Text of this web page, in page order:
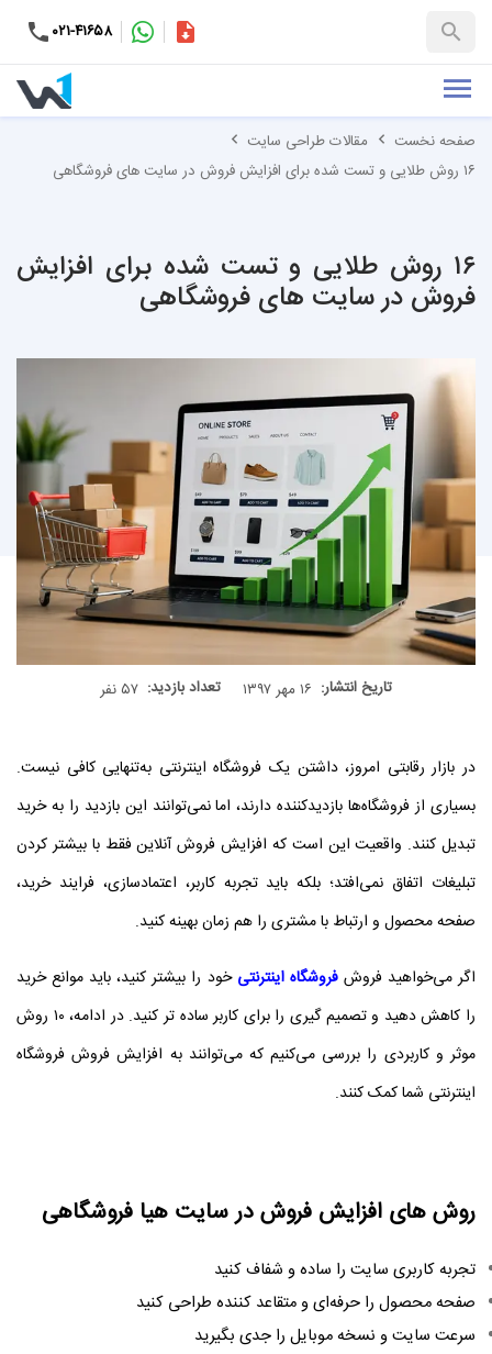
۰۲۱-۴۱۶۵۸
+۹۸-کاتالوگ
صفحه نخست
مقالات طراحی سایت
۱۶ روش طلایی و تست شده برای افزایش فروش در سایت های فروشگاهی
۱۶ روش طلایی و تست شده برای افزایش
فروش در سایت های فروشگاهی
تاریخ انتشار: ۱۶ مهر ۱۳۹۷ تعداد بازدید: ۵۷ نفر
در بازار رقابتی امروز، داشتن یک فروشگاه اینترنتی به‌تنهایی کافی نیست.
بسیاری از فروشگاه‌ها بازدیدکننده دارند، اما نمی‌توانند این بازدید را به خرید
تبدیل کنند. واقعیت این است که افزایش فروش آنلاین فقط با بیشتر کردن
تبلیغات اتفاق نمی‌افتد؛ بلکه باید تجربه کاربر، اعتمادسازی، فرایند خرید،
صفحه محصول و ارتباط با مشتری را هم‌ زمان بهینه کنید.
اگر می‌خواهید فروشفروشگاه اینترنتی خود را بیشتر کنید، باید موانع خرید
را کاهش دهید و تصمیم‌ گیری را برای کاربر ساده‌ تر کنید. در ادامه، ۱۰ روش
موثر و کاربردی را بررسی می‌کنیم که می‌توانند به افزایش فروش فروشگاه
اینترنتی شما کمک کنند.
روش های افزایش فروش در سایت هیا فروشگاهی
تجربه کاربری سایت را ساده و شفاف کنید
صفحه محصول را حرفه‌ای و متقاعد کننده طراحی کنید
سرعت سایت و نسخه موبایل را جدی بگیرید